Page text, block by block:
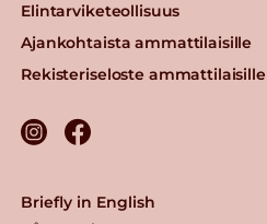
Elintarviketeollisuus
Ajankohtaista ammattilaisille
Rekisteriseloste ammattilaisille
Briefly in English